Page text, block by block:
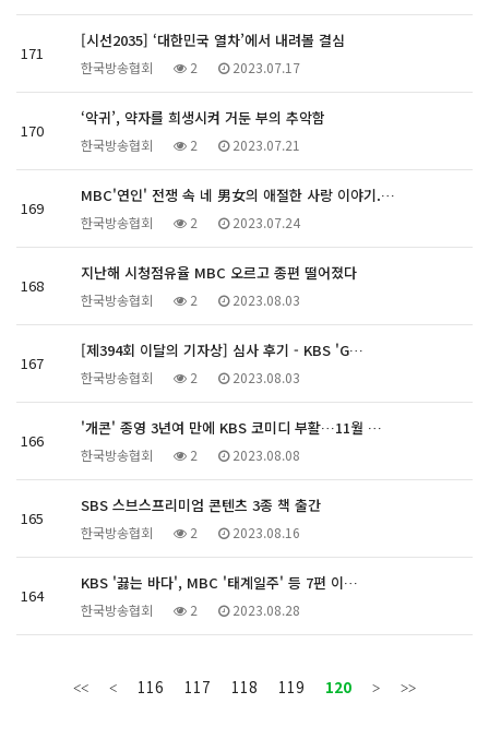
171
[시선2035] ‘대한민국 열차’에서 내려볼 결심
한국방송협회 2 2023.07.17
170
‘악귀’, 약자를 희생시켜 거둔 부의 추악함
한국방송협회 2 2023.07.21
169
MBC'연인' 전쟁 속 네 男女의 애절한 사랑 이야기.…
한국방송협회 2 2023.07.24
168
지난해 시청점유율 MBC 오르고 종편 떨어졌다
한국방송협회 2 2023.08.03
167
[제394회 이달의 기자상] 심사 후기 - KBS 'G…
한국방송협회 2 2023.08.03
166
'개콘' 종영 3년여 만에 KBS 코미디 부활…11월 …
한국방송협회 2 2023.08.08
165
SBS 스브스프리미엄 콘텐츠 3종 책 출간
한국방송협회 2 2023.08.16
164
KBS '끓는 바다', MBC '태계일주' 등 7편 이…
한국방송협회 2 2023.08.28
116 117 118 119 120